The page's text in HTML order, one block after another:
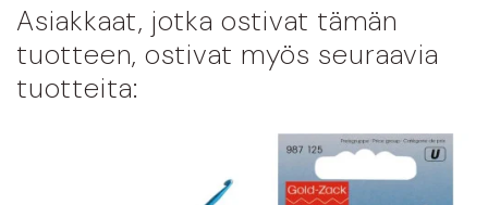
Asiakkaat, jotka ostivat tämän
tuotteen, ostivat myös seuraavia
tuotteita: